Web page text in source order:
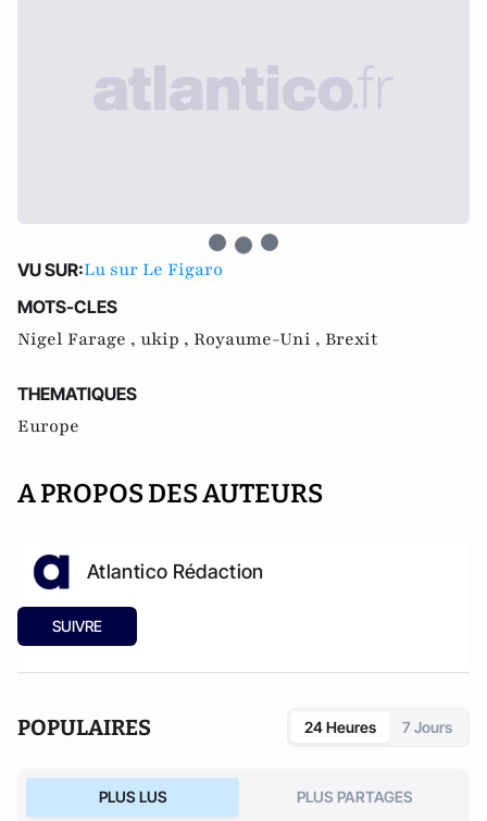
VU SUR:Lu sur Le Figaro
MOTS-CLES
Nigel Farage , ukip , Royaume-Uni , Brexit
THEMATIQUES
Europe
A PROPOS DES AUTEURS
Atlantico Rédaction
SUIVRE
POPULAIRES 24 Heures 7 Jours
PLUS LUS PLUS PARTAGES